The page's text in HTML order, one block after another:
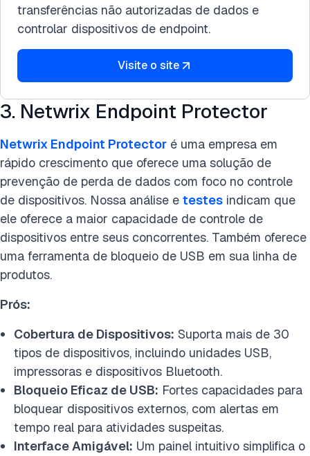
transferências não autorizadas de dados e
controlar dispositivos de endpoint.
Visite o site
3. Netwrix Endpoint Protector
Netwrix Endpoint Protector é uma empresa em
rápido crescimento que oferece uma solução de
prevenção de perda de dados com foco no controle
de dispositivos. Nossa análise e testes indicam que
ele oferece a maior capacidade de controle de
dispositivos entre seus concorrentes. Também oferece
uma ferramenta de bloqueio de USB em sua linha de
produtos.
Prós:
Cobertura de Dispositivos: Suporta mais de 30
tipos de dispositivos, incluindo unidades USB,
impressoras e dispositivos Bluetooth.
Bloqueio Eficaz de USB: Fortes capacidades para
bloquear dispositivos externos, com alertas em
tempo real para atividades suspeitas.
Interface Amigável: Um painel intuitivo simplifica o